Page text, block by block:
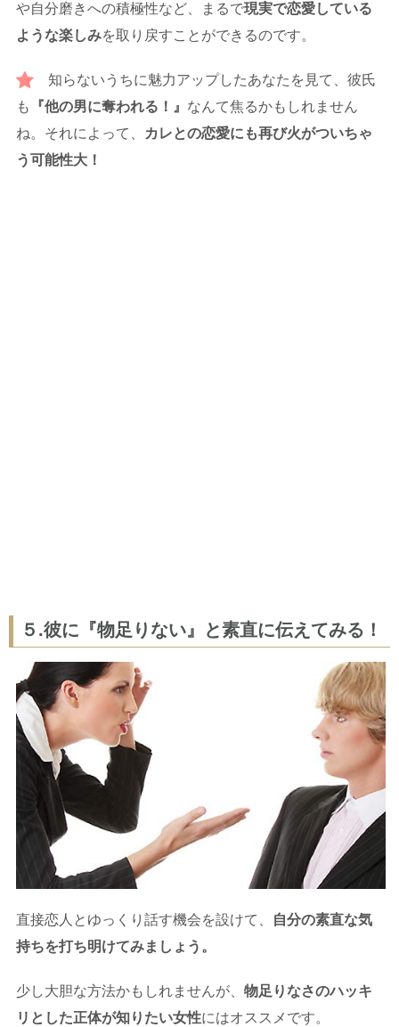
や自分磨きへの積極性など、まるで現実で恋愛している
ような楽しみを取り戻すことができるのです。
知らないうちに魅力アップしたあなたを見て、彼氏
も
『他の男に奪われる！』 なんて焦るかもしれません
ね。それによって、
カレとの恋愛にも再び火がついちゃ
う可能性大！
５.彼に『物足りない』と素直に伝えてみる！
直接恋人とゆっくり話す機会を設けて、
自分の素直な気
持ちを打ち明けてみましょう。
少し大胆な方法かもしれませんが、 物足りなさのハッキ
リとした正体が知りたい女性にはオススメです。